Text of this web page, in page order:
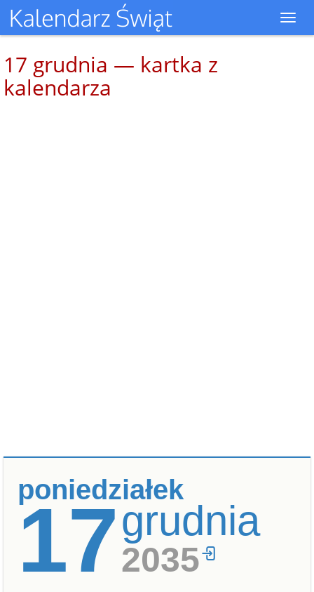
17 grudnia — kartka z
kalendarza
poniedziałek
17grudnia
2035